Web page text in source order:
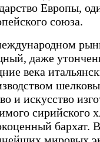
Европы,
союза.
даже
века
и искусство
сирийского
бархат.